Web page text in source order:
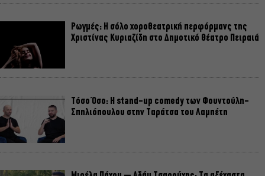
Ρωγμές: Η σόλο χοροθεατρική περφόρμανς της
Χριστίνας Κυριαζίδη στο Δημοτικό Θέατρο Πειραιά
Τόσο Όσο: Η stand-up comedy των Φουντούλη-
Σπηλιόπουλου στην Ταράτσα του Λαμπέτη